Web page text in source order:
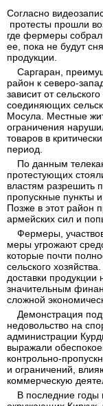
Согласно
протесты прошли
где фермеры
ее, пока не будут
продукции.
Саргаран,
район к северо-
зависит от
соединяющих
Мосула. Местные
ограничения
товаров в
период.
По данным
протестующих
властям разрешить
пропускные пункты
Позже в этот район
армейских сил и
Фермеры,
меры угрожают
которые почти
сельского
доставки
значительным
сложной
Демонстрация
недовольство на
администрации
выражали
контрольно-
и ограничений,
коммерческую
В последние годы